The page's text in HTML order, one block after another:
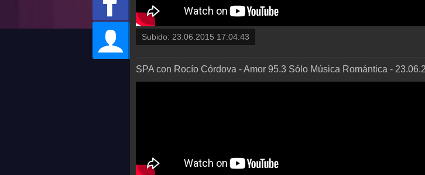
Subido: 23.06.2015 17:04:43
SPA con Rocío Córdova - Amor 95.3 Sólo Música Romántica -